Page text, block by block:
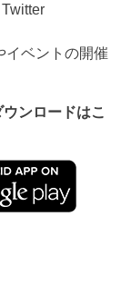
ベントの開催
ンロードはこ